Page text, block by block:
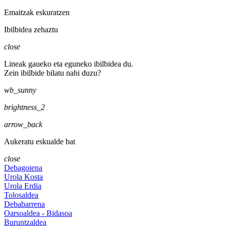
Emaitzak eskuratzen
Ibilbidea zehaztu
close
Lineak gaueko eta eguneko ibilbidea du.
Zein ibilbide bilatu nahi duzu?
wb_sunny
brightness_2
arrow_back
Aukeratu eskualde bat
close
Debagoiena
Urola Kosta
Urola Erdia
Tolosaldea
Debabarrena
Oarsoaldea - Bidasoa
Buruntzaldea